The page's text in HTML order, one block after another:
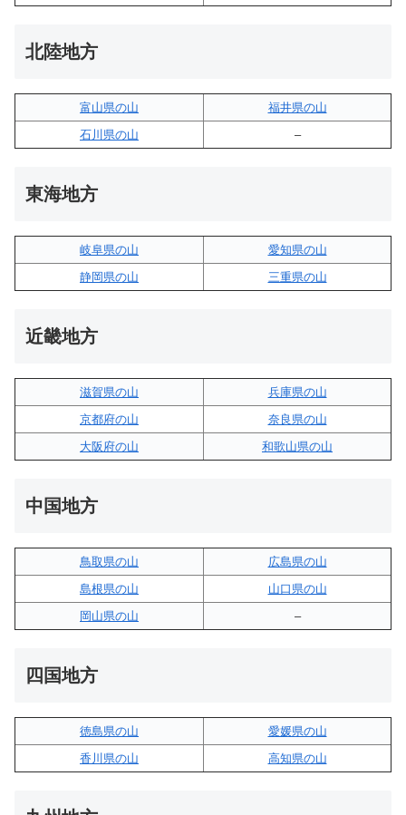
北陸地方
富山県の山
福井県の山
石川県の山
–
東海地方
岐阜県の山
愛知県の山
静岡県の山
三重県の山
近畿地方
滋賀県の山
兵庫県の山
京都府の山
奈良県の山
大阪府の山
和歌山県の山
中国地方
鳥取県の山
広島県の山
島根県の山
山口県の山
岡山県の山
–
四国地方
徳島県の山
愛媛県の山
香川県の山
高知県の山